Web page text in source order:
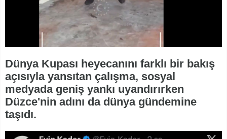
Dünya Kupası heyecanını farklı bir bakış
açısıyla yansıtan çalışma, sosyal
medyada geniş yankı uyandırırken
Düzce'nin adını da dünya gündemine
taşıdı.